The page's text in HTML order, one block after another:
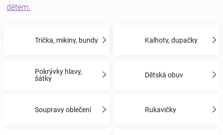
kojenecká
dětem.
Trička, mikiny, bundy Kalhoty, dupačky
Pokrývky hlavy,
šátky
Dětská obuv
Soupravy oblečení Rukavičky